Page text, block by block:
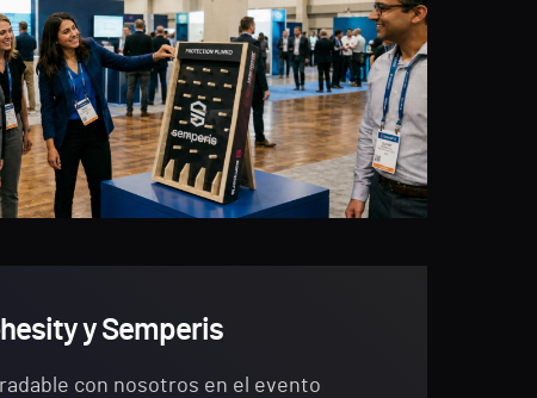
y Semperis
con nosotros en el evento